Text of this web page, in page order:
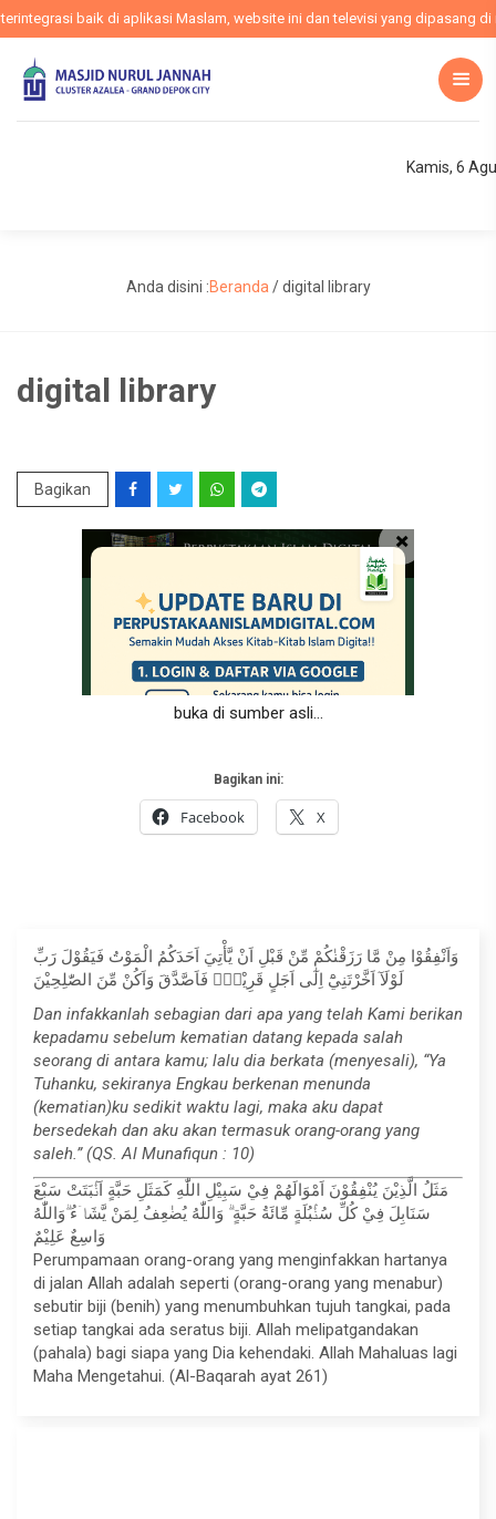
baik di aplikasi Maslam, website ini dan televisi yang dipasang di
Kamis, 6
Anda disini :Beranda /digital library
digital library
Bagikan
buka di sumber asli…
Bagikan ini:
Facebook X
وَاَنْفِقُوْا مِنْ مَّا رَزَقْنٰكُمْ مِّنْ قَبْلِ اَنْ يَّأْتِيَ اَحَدَكُمُ الْمَوْتُ فَيَقُوْلَ رَبِّ
لَوْلَآ اَخَّرْتَنِيْٓ اِلٰٓى اَجَلٍ قَرِيْبٍۚ فَاَصَّدَّقَ وَاَكُنْ مِّنَ الصّٰلِحِيْنَ
Dan infakkanlah sebagian dari apa yang telah Kami berikan
kepadamu sebelum kematian datang kepada salah
seorang di antara kamu; lalu dia berkata (menyesali), “Ya
Tuhanku, sekiranya Engkau berkenan menunda
(kematian)ku sedikit waktu lagi, maka aku dapat
bersedekah dan aku akan termasuk orang-orang yang
saleh.” (QS. Al Munafiqun : 10)
مَثَلُ الَّذِيْنَ يُنْفِقُوْنَ اَمْوَالَهُمْ فِيْ سَبِيْلِ اللّٰهِ كَمَثَلِ حَبَّةٍ اَنْۢبَتَتْ سَبْعَ
سَنَابِلَ فِيْ كُلِّ سُنْۢبُلَةٍ مِّائَةُ حَبَّةٍ ۗ وَاللّٰهُ يُضٰعِفُ لِمَنْ يَّشَاۤءُ ۗوَاللّٰهُ
وَاسِعٌ عَلِيْمٌ
Perumpamaan orang-orang yang menginfakkan hartanya
di jalan Allah adalah seperti (orang-orang yang menabur)
sebutir biji (benih) yang menumbuhkan tujuh tangkai, pada
setiap tangkai ada seratus biji. Allah melipatgandakan
(pahala) bagi siapa yang Dia kehendaki. Allah Mahaluas lagi
Maha Mengetahui. (Al-Baqarah ayat 261)